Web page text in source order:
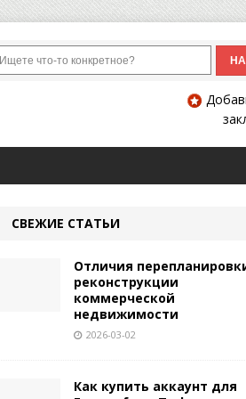
СВЕЖИЕ СТАТЬИ
Отличия
реконструкции
коммерческой
недвижимости
2026-03-02
Как купить аккаунт для